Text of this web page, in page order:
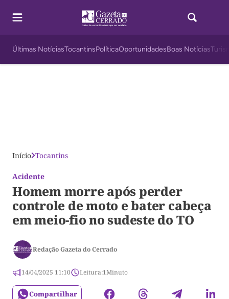
Últimas NotíciasTocantinsPolíticaOportunidadesBoas Notícias
Início Tocantins
Acidente
Homem morre após perder
controle de moto e bater cabeça
em meio-fio no sudeste do TO
Redação Gazeta do Cerrado
14/04/2025 11:10 Leitura:1Minuto
Compartilhar